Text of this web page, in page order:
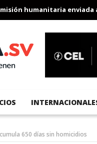
humanitaria enviada a
650 días sin homicidios